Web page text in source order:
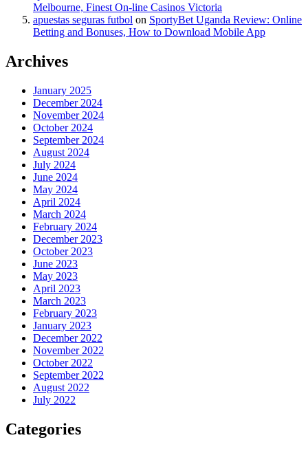
Melbourne, Finest On-line Casinos Victoria
apuestas seguras futbol on SportyBet Uganda Review: Online
Betting and Bonuses, How to Download Mobile App
Archives
January 2025
December 2024
November 2024
October 2024
September 2024
August 2024
July 2024
June 2024
May 2024
April 2024
March 2024
February 2024
December 2023
October 2023
June 2023
May 2023
April 2023
March 2023
February 2023
January 2023
December 2022
November 2022
October 2022
September 2022
August 2022
July 2022
Categories